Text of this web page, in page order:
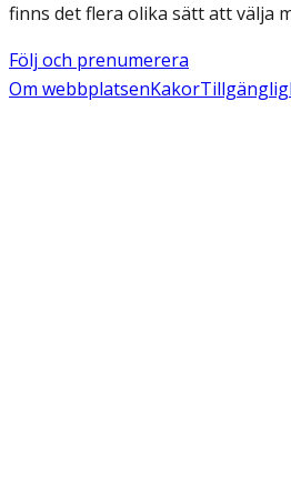
finns det flera olika sätt att välja
Följ och prenumerera
Om webbplatsenKakor